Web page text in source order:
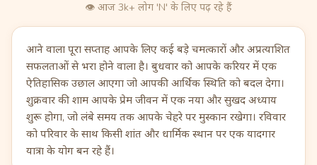
👁️ आज 3k+ लोग 'N' के लिए पढ़ रहे हैं
आने वाला पूरा सप्ताह आपके लिए कई बड़े चमत्कारों और अप्रत्याशित
सफलताओं से भरा होने वाला है। बुधवार को आपके करियर में एक
ऐतिहासिक उछाल आएगा जो आपकी आर्थिक स्थिति को बदल देगा।
शुक्रवार की शाम आपके प्रेम जीवन में एक नया और सुखद अध्याय
शुरू होगा, जो लंबे समय तक आपके चेहरे पर मुस्कान रखेगा। रविवार
को परिवार के साथ किसी शांत और धार्मिक स्थान पर एक यादगार
यात्रा के योग बन रहे हैं।